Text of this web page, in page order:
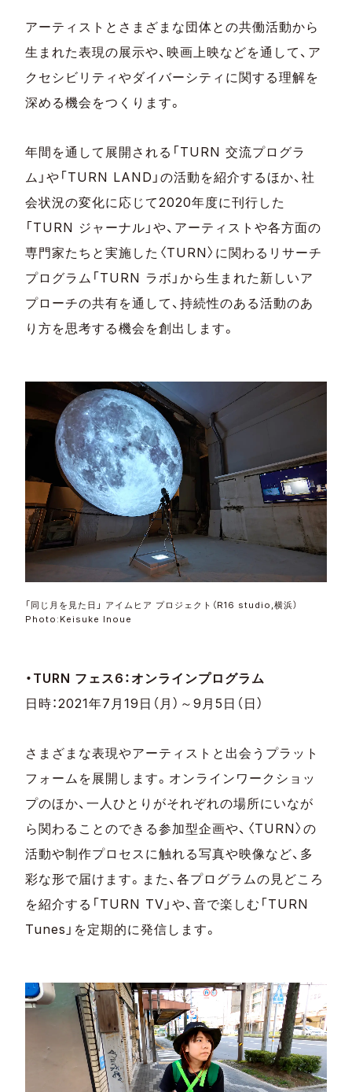
アーティストとさまざまな団体との共働活動から
生まれた表現の展示や、映画上映などを通して、ア
クセシビリティやダイバーシティに関する理解を
深める機会をつくります。
年間を通して展開される「TURN 交流プログラ
ム」や「TURN LAND」の活動を紹介するほか、社
会状況の変化に応じて2020年度に刊行した
「TURN ジャーナル」や、アーティストや各方面の
専門家たちと実施した〈TURN〉に関わるリサーチ
プログラム「TURN ラボ」から生まれた新しいア
プローチの共有を通して、持続性のある活動のあ
り方を思考する機会を創出します。
「同じ月を見た日」 アイムヒア プロジェクト（R16 studio,横浜）
Photo:Keisuke Inoue
・TURN フェス6：オンラインプログラム
日時：2021年7月19日（月）～9月5日（日）
さまざまな表現やアーティストと出会うプラット
フォームを展開します。オンラインワークショッ
プのほか、一人ひとりがそれぞれの場所にいなが
ら関わることのできる参加型企画や、〈TURN〉の
活動や制作プロセスに触れる写真や映像など、多
彩な形で届けます。また、各プログラムの見どころ
を紹介する「TURN TV」や、音で楽しむ「TURN
Tunes」を定期的に発信します。